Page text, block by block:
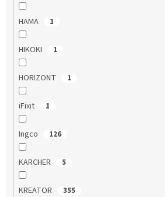
HAMA 1
HIKOKI 1
HORIZONT 1
iFixit 1
Ingco 126
KARCHER 5
KREATOR 355